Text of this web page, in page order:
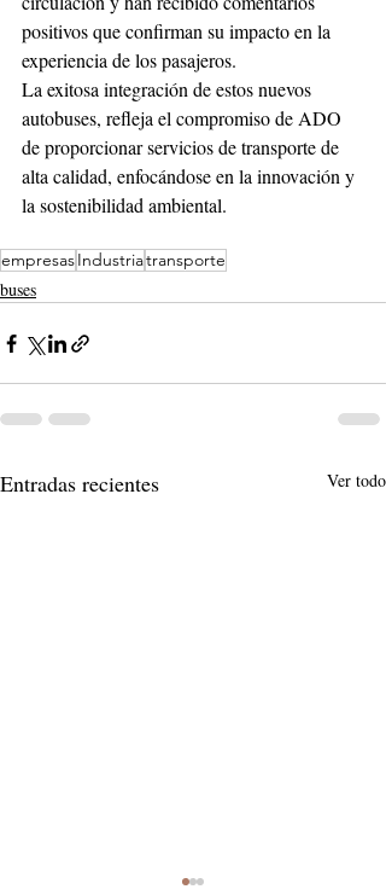
positivos que confirman su impacto en la
experiencia de los pasajeros.
La exitosa integración de estos nuevos
autobuses, refleja el compromiso de ADO
de proporcionar servicios de transporte de
alta calidad, enfocándose en la innovación y
la sostenibilidad ambiental.
empresasIndustriatransporte
buses
Entradas recientes Ver todo